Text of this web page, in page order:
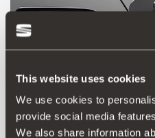
This website uses cookies
We use cookies to
provide social media
We also share information